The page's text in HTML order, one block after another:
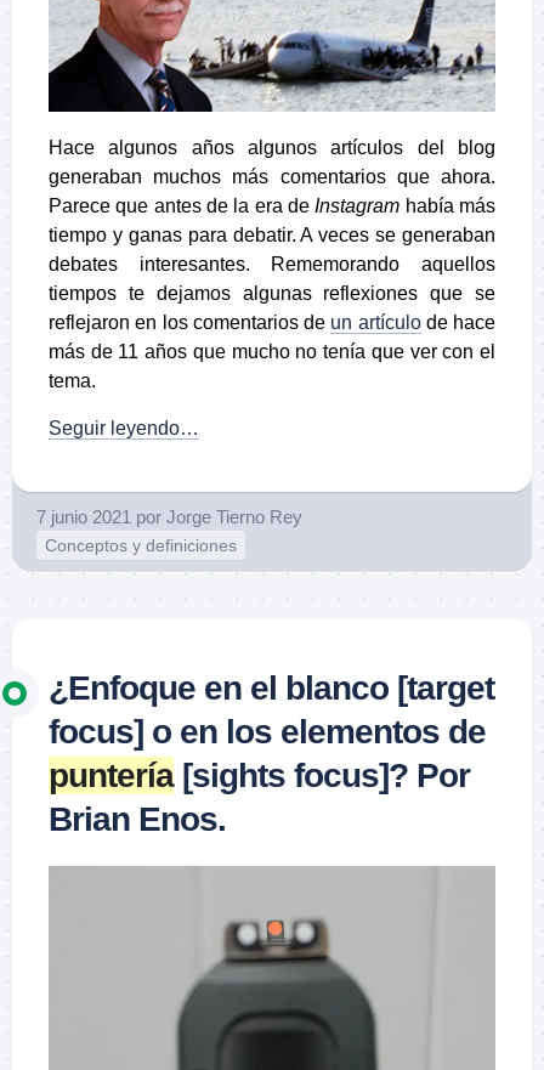
Hace algunos años algunos artículos del blog
generaban muchos más comentarios que ahora.
Parece que antes de la era deInstagram había más
tiempo y ganas para debatir. A veces se generaban
debates interesantes. Rememorando aquellos
tiempos te dejamos algunas reflexiones que se
reflejaron en los comentarios de un artículode hace
más de 11 años que mucho no tenía que ver con el
tema.
Seguir leyendo…
7 junio 2021 por Jorge Tierno Rey
Conceptos y definiciones
¿Enfoque en el blanco [target
focus] o en los elementos de
puntería[sights focus]? Por
Brian Enos.